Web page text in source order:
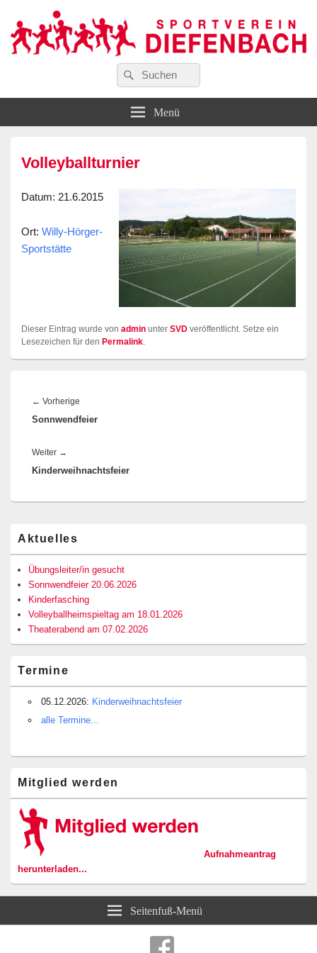
Sportverein Diefenbach e. V.
Suchen
nach:
Suchen
Menü
Volleyballturnier
Datum: 21.6.2015
Ort: Willy-Hörger-
Sportstätte
Dieser Eintrag wurde von admin unter SVD veröffentlicht. Setze ein
Lesezeichen für den Permalink
← Vorherige
Beitrag:
Sonnwendfeier
Weiter →
Beitrag:
Kinderweihnachtsfeier
Seitenleisten-
Widgetbereich
Aktuelles
Übungsleiter/in gesucht
Sonnwendfeier 20.06.2026
Kinderfasching
Volleyballheimspieltag am 18.01.2026
Theaterabend am 07.02.2026
Termine
05.12.2026: Kinderweihnachtsfeier
alle Termine...
Mitglied werden
Aufnahmeantrag
herunterladen...
Seitenfuß-Menü